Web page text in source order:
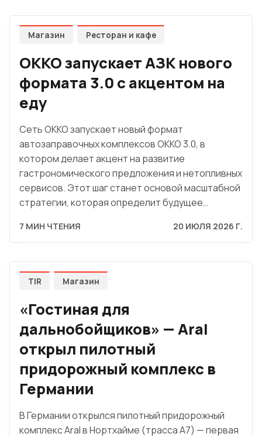
Магазин Ресторан и кафе
OKKO запускает АЗК нового
формата 3.0 с акцентом на
еду
Сеть OKKO запускает новый формат
автозаправочных комплексов OKKO 3.0, в
котором делает акцент на развитие
гастрономического предложения и нетопливных
сервисов. Этот шаг станет основой масштабной
стратегии, которая определит будущее…
7 МИН ЧТЕНИЯ 20 ИЮЛЯ 2026 Г.
TIR Магазин
«Гостиная для
дальнобойщиков» — Aral
открыл пилотный
придорожный комплекс в
Германии
В Германии открылся пилотный придорожный
комплекс Aral в Нортхайме (трасса A7) — первая